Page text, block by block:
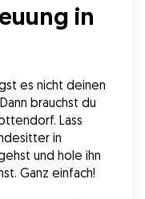
in
es nicht deinen
brauchst du
Lass
in
und hole ihn
Ganz einfach!